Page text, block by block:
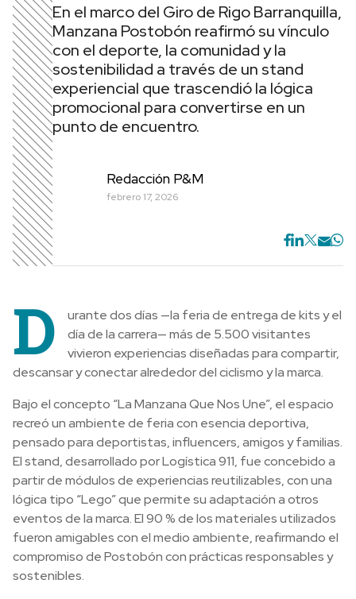
En el marco del Giro de Rigo Barranquilla,
Manzana Postobón reafirmó su vínculo
con el deporte, la comunidad y la
sostenibilidad a través de un stand
experiencial que trascendió la lógica
promocional para convertirse en un
punto de encuentro.
Redacción P&M
febrero 17, 2026
D
urante dos días —la feria de entrega de kits y el
día de la carrera— más de 5.500 visitantes
vivieron experiencias diseñadas para compartir,
descansar y conectar alrededor del ciclismo y la marca.
Bajo el concepto “La Manzana Que Nos Une”, el espacio
recreó un ambiente de feria con esencia deportiva,
pensado para deportistas, influencers, amigos y familias.
El stand, desarrollado por Logística 911, fue concebido a
partir de módulos de experiencias reutilizables, con una
lógica tipo “Lego” que permite su adaptación a otros
eventos de la marca. El 90 % de los materiales utilizados
fueron amigables con el medio ambiente, reafirmando el
compromiso de Postobón con prácticas responsables y
sostenibles.